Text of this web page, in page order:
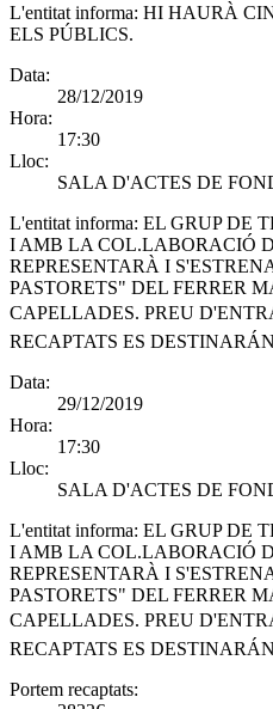
L'entitat informa: HI HAURÀ
ELS PÚBLICS.
Data:
28/12/2019
Hora:
17:30
Lloc:
SALA D'ACTES DE
L'entitat informa: EL GRUP DE
I AMB LA COL.LABORACIÓ
REPRESENTARÀ I
PASTORETS" DEL FERRER
CAPELLADES. PREU
RECAPTATS ES
Data:
29/12/2019
Hora:
17:30
Lloc:
SALA D'ACTES DE
L'entitat informa: EL GRUP DE
I AMB LA COL.LABORACIÓ
REPRESENTARÀ I
PASTORETS" DEL FERRER
CAPELLADES. PREU
RECAPTATS ES
Portem recaptats: